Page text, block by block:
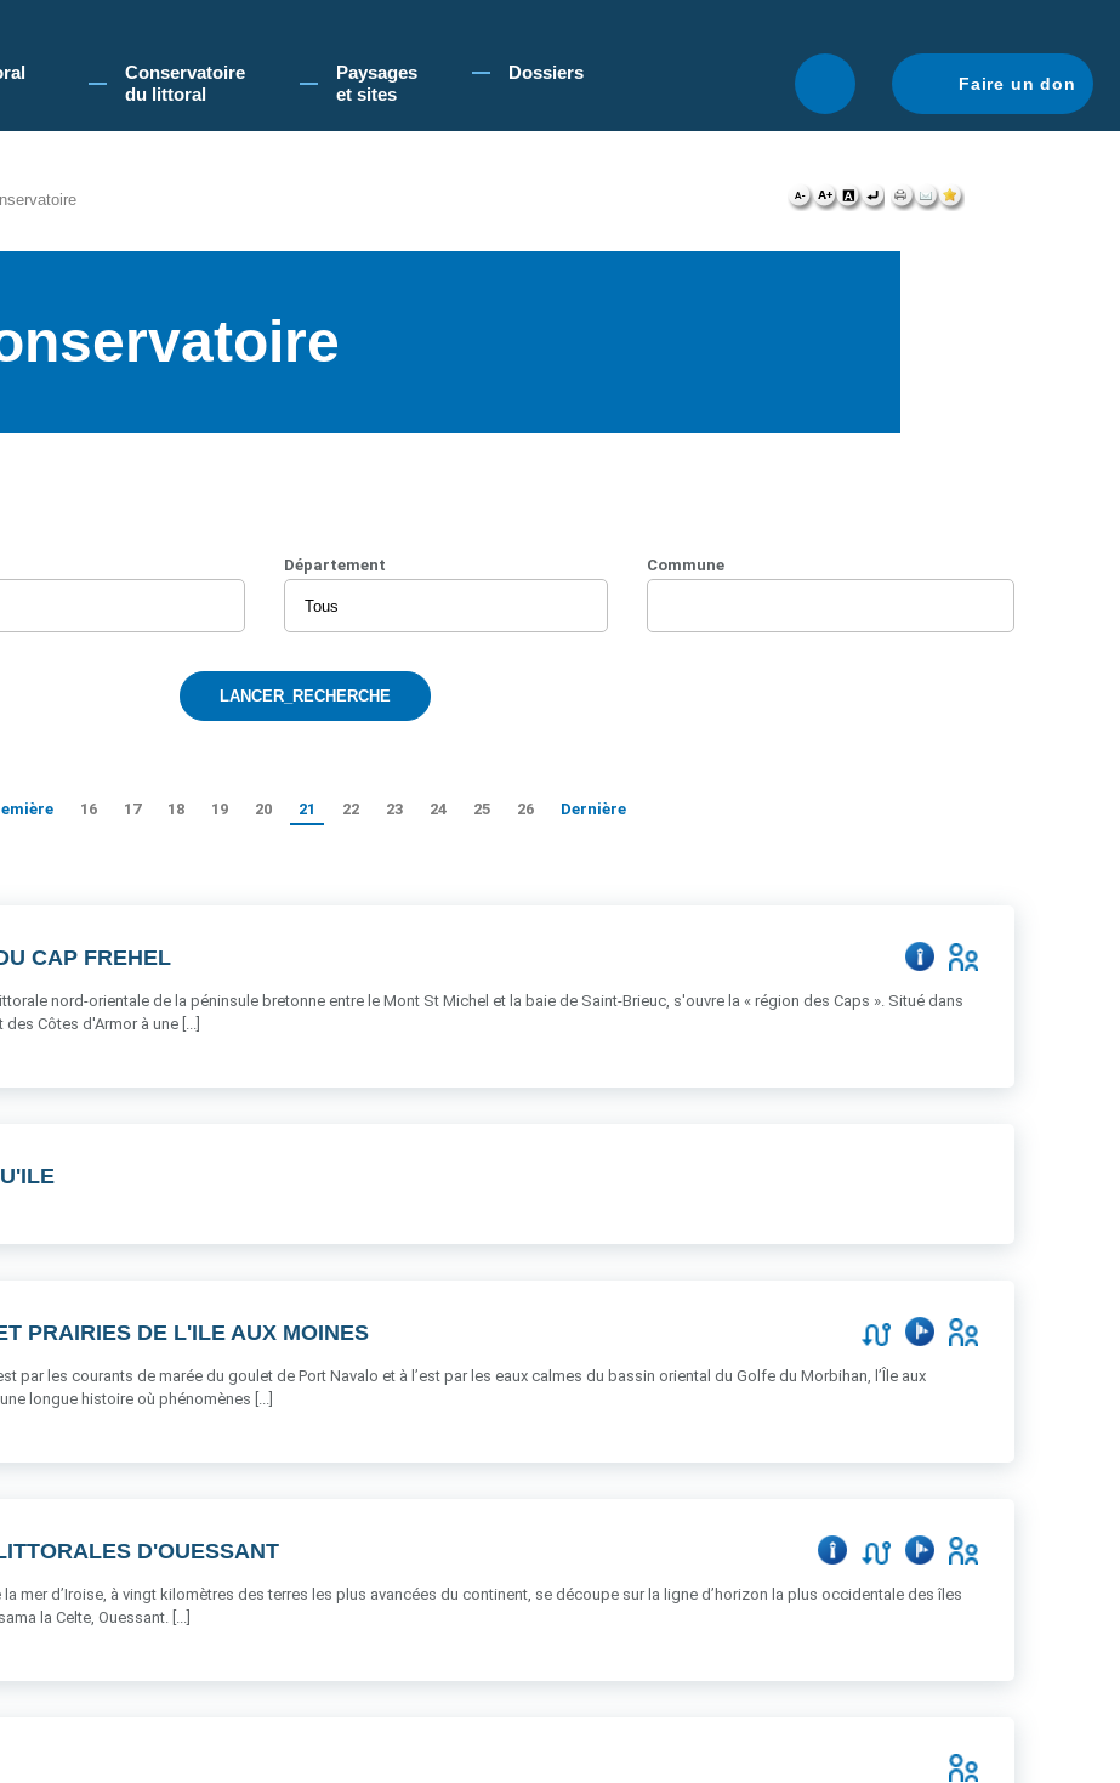
du Conservatoire du littoral, vous acceptez l'utilisation de cookies pour vous proposer une navigation optimale.
Conservatoire
du littoral
Paysages
et sites
Dossiers
Faire un don
Département Commune
16 17 18 19 20 21 22 23 24 25 26 Dernière
CAP FREHEL
nord-orientale de la péninsule bretonne entre le Mont St Michel et la baie de Saint-Brieuc, s'ouvre la « région des Caps ». Situé dans
des Côtes d'Armor à une [...]
PRAIRIES DE L'ILE AUX MOINES
par les courants de marée du goulet de Port Navalo et à l’est par les eaux calmes du bassin oriental du Golfe du Morbihan, l’Île aux
longue histoire où phénomènes [...]
D'OUESSANT
mer d’Iroise, à vingt kilomètres des terres les plus avancées du continent, se découpe sur la ligne d’horizon la plus occidentale des îles
la Celte, Ouessant. [...]